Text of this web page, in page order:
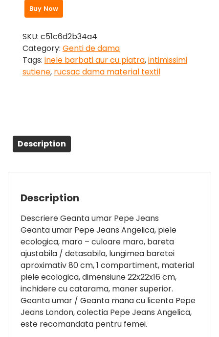
Buy Now
SKU: c51c6d2b34a4
Category: Genti de dama
Tags: inele barbati aur cu piatra,intimissimi
sutiene, rucsac dama material textil
Description
Description
Descriere Geanta umar Pepe Jeans
Geanta umar Pepe Jeans Angelica, piele
ecologica, maro – culoare maro, bareta
ajustabila / detasabila, lungimea baretei
aproximativ 80 cm, 1 compartiment, material
piele ecologica, dimensiune 22x22x16 cm,
inchidere cu catarama, maner superior.
Geanta umar / Geanta mana cu licenta Pepe
Jeans London, colectia Pepe Jeans Angelica,
este recomandata pentru femei.